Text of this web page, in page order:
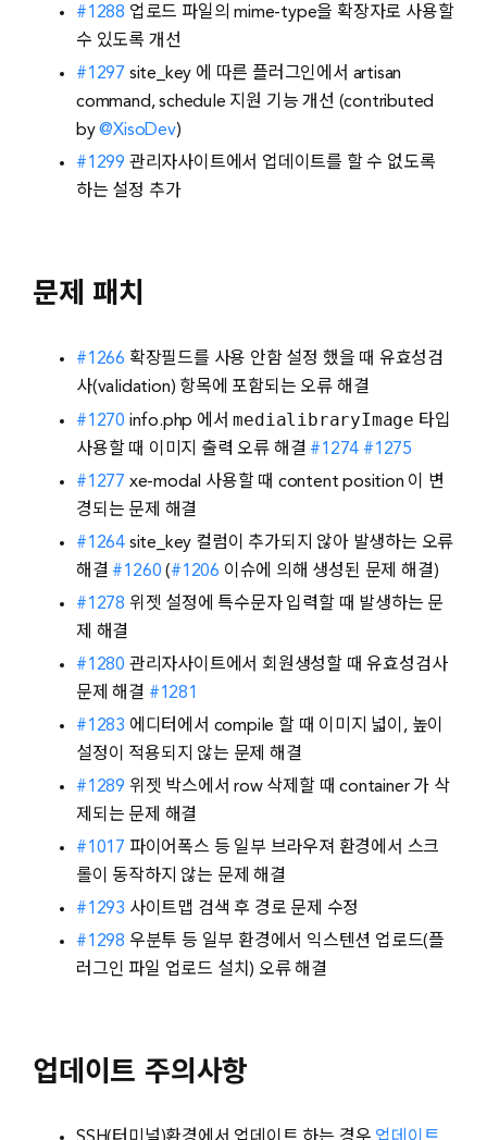
#1288 업로드 파일의 mime-type을 확장자로 사용할
수 있도록 개선
#1297 site_key 에 따른 플러그인에서 artisan
command, schedule 지원 기능 개선 (contributed
by@XisoDev)
#1299 관리자사이트에서 업데이트를 할 수 없도록
하는 설정 추가
문제 패치
#1266 확장필드를 사용 안함 설정 했을 때 유효성검
사(validation) 항목에 포함되는 오류 해결
#1270 info.php 에서medialibraryImage 타입
사용할 때 이미지 출력 오류 해결 #1274 #1275
#1277 xe-modal 사용할 때 content position 이 변
경되는 문제 해결
#1264 site_key 컬럼이 추가되지 않아 발생하는 오류
해결 #1260 (#1206 이슈에 의해 생성된 문제 해결)
#1278 위젯 설정에 특수문자 입력할 때 발생하는 문
제 해결
#1280 관리자사이트에서 회원생성할 때 유효성검사
문제 해결 #1281
#1283 에디터에서 compile 할 때 이미지 넓이, 높이
설정이 적용되지 않는 문제 해결
#1289 위젯 박스에서 row 삭제할 때 container 가 삭
제되는 문제 해결
#1017 파이어폭스 등 일부 브라우져 환경에서 스크
롤이 동작하지 않는 문제 해결
#1293 사이트맵 검색 후 경로 문제 수정
#1298 우분투 등 일부 환경에서 익스텐션 업로드(플
러그인 파일 업로드 설치) 오류 해결
업데이트 주의사항